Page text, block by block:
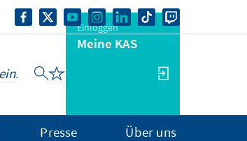
Einloggen
Meine KAS
Presse Über uns